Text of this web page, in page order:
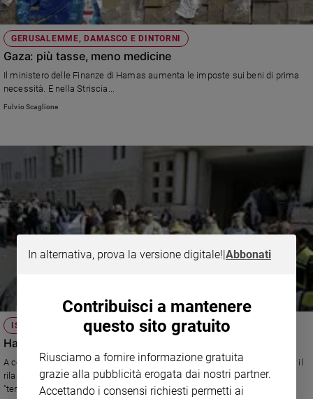
Diversità
e
inclusione
Costume
Cultura
spettacoli
streaming
Libri
Musica
educazione
Genitori
e
figli
Nonni
GERUSALEMME, DAMASCO E DINTORNI
Gaza: più tasse, meno medicine
Il ministero delle Finanze di Hamas aumenta le imposte sui beni di prima
necessità. E nella Striscia...
Fulvio Scaglione
ISRAELE
Hamas uccide in sinagoga
A colpire due terroristi che erano stati liberati nel 2011 nello scambio per il
rilascio del soldato Shalit. La politica degli insediamenti e il rischio della
"terza intifada".
In alternativa, prova la versione digitale!|Abbonati
Contribuisci a mantenere
questo sito gratuito
Riusciamo a fornire informazione gratuita
grazie alla pubblicità erogata dai nostri partner.
Accettando i consensi richiesti permetti ai